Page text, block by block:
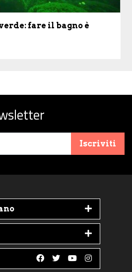
fare il bagno è
Iscriviti
Follow us on
Follow us on
Follow us on
Follow us